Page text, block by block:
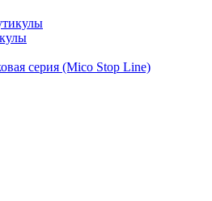
серия (Mico Stop Line)